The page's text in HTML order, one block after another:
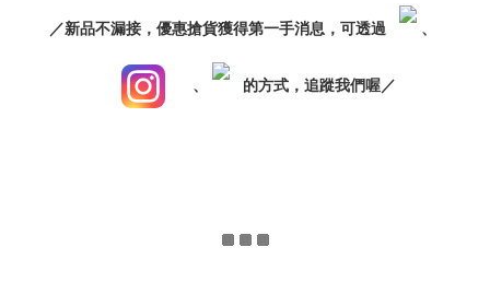
／新品不漏接，優惠搶貨獲得第一手消息，可透過 、
、 的方式，追蹤我們喔／